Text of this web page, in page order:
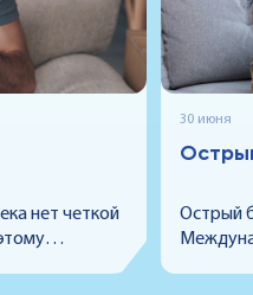
нет четкой
30 июня
Острый